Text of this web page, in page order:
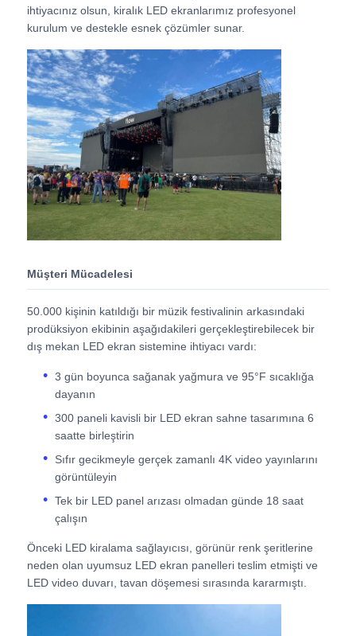
Hakkımızda
Fabrika turu
Kalite kontrolü
Bize Ulaşın
Haberler
Durumlar
Bir İndirim İste
LED Video Duvar Ekranı
LED ekran ekranı
konser led ekranı
Sahne LED ekran kiralama
Cob LED video duvarı
ihtiyacınız olsun, kiralık LED ekranlarımız profesyonel
kurulum ve destekle esnek çözümler sunar.
Müşteri Mücadelesi
50.000 kişinin katıldığı bir müzik festivalinin arkasındaki
prodüksiyon ekibinin aşağıdakileri gerçekleştirebilecek bir
dış mekan LED ekran sistemine ihtiyacı vardı:
3 gün boyunca sağanak yağmura ve 95°F sıcaklığa
dayanın
300 paneli kavisli bir LED ekran sahne tasarımına 6
saatte birleştirin
Sıfır gecikmeyle gerçek zamanlı 4K video yayınlarını
görüntüleyin
Tek bir LED panel arızası olmadan günde 18 saat
çalışın
Önceki LED kiralama sağlayıcısı, görünür renk şeritlerine
neden olan uyumsuz LED ekran panelleri teslim etmişti ve
LED video duvarı, tavan döşemesi sırasında kararmıştı.